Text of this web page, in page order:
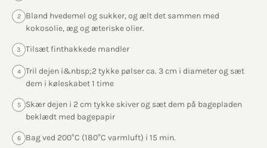
2
Bland hvedemel og sukker, og ælt det sammen med
kokosolie, æg og æteriske olier.
3 Tilsæt finthakkede mandler
4
Tril dejen i&nbsp;2 tykke pølser ca. 3 cm i diameter og sæt
dem i køleskabet 1 time
5
Skær dejen i 2 cm tykke skiver og sæt dem på bagepladen
beklædt med bagepapir
6 Bag ved 200°C (180°C varmluft) i 15 min.